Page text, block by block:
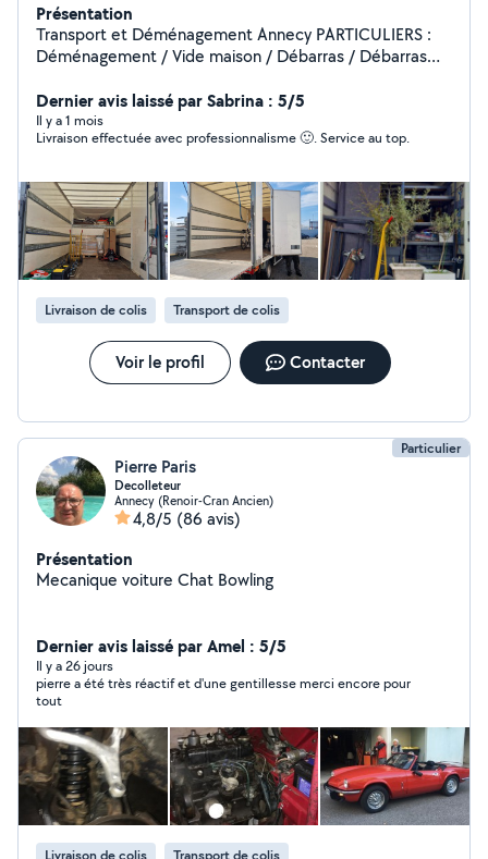
Présentation
Transport et Déménagement Annecy PARTICULIERS :
Déménagement / Vide maison / Débarras / Débarras
Marchandises légères / Transport express / Navettes
régulières ou ponctuelles Sous-traitance possible VL 3,5
t dédié Assurance OK France / Italie / Suisse / Espagne /
Dernier avis laissé par Sabrina : 5/5
Il y a 1 mois
Livraison effectuée avec professionnalisme 🙂. Service au top.
Livraison de colis Transport de colis
Voir le profil Contacter
Particulier
Pierre Paris
Decolleteur
Annecy (Renoir-Cran Ancien)
4,8/5 (86 avis)
Présentation
Mecanique voiture Chat Bowling
Dernier avis laissé par Amel : 5/5
Il y a 26 jours
pierre a été très réactif et d'une gentillesse merci encore pour
tout
Livraison de colis Transport de colis